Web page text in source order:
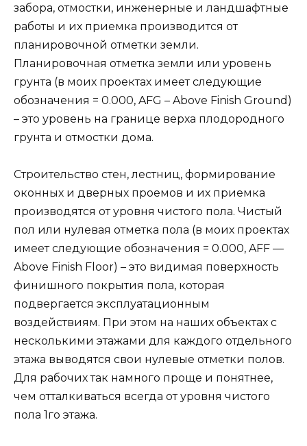
забора, отмостки, инженерные и ландшафтные
работы и их приемка производится от
планировочной отметки земли.
Планировочная отметка земли или уровень
грунта (в моих проектах имеет следующие
обозначения = 0.000, AFG – Above Finish Ground)
– это уровень на границе верха плодородного
грунта и отмостки дома.
Строительство стен, лестниц, формирование
оконных и дверных проемов и их приемка
производятся от уровня чистого пола. Чистый
пол или нулевая отметка пола (в моих проектах
имеет следующие обозначения = 0.000, AFF —
Above Finish Floor) – это видимая поверхность
финишного покрытия пола, которая
подвергается эксплуатационным
воздействиям. При этом на наших объектах с
несколькими этажами для каждого отдельного
этажа выводятся свои нулевые отметки полов.
Для рабочих так намного проще и понятнее,
чем отталкиваться всегда от уровня чистого
пола 1го этажа.